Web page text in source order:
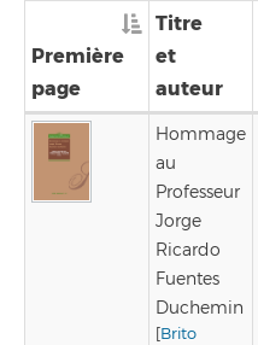
Première
page
Titre
et
auteur
Hommage
au
Professeur
Jorge
Ricardo
Fuentes
Duchemin
[Brito